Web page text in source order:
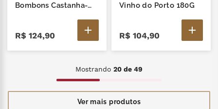
Bombons Castanha-
R$ 124,90
Vinho do Porto 180G
R$ 104,90
Mostrando 20 de 49